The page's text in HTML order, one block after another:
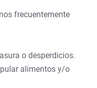
frecuentemente
o desperdicios.
alimentos y/o